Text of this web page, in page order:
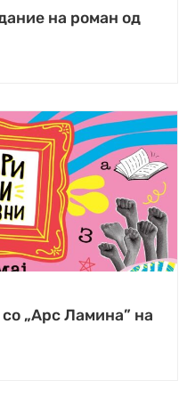
на роман од
„Арс Ламина” на